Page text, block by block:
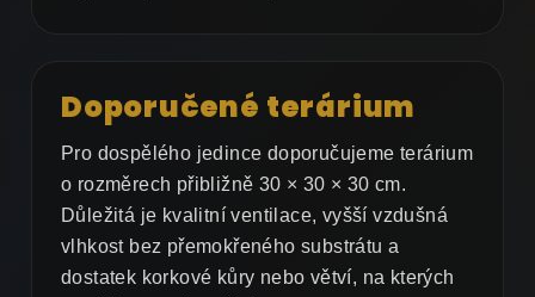
Doporučené terárium
Pro dospělého jedince doporučujeme terárium
o rozměrech přibližně 30 × 30 × 30 cm.
Důležitá je kvalitní ventilace, vyšší vzdušná
vlhkost bez přemokřeného substrátu a
dostatek korkové kůry nebo větví, na kterých